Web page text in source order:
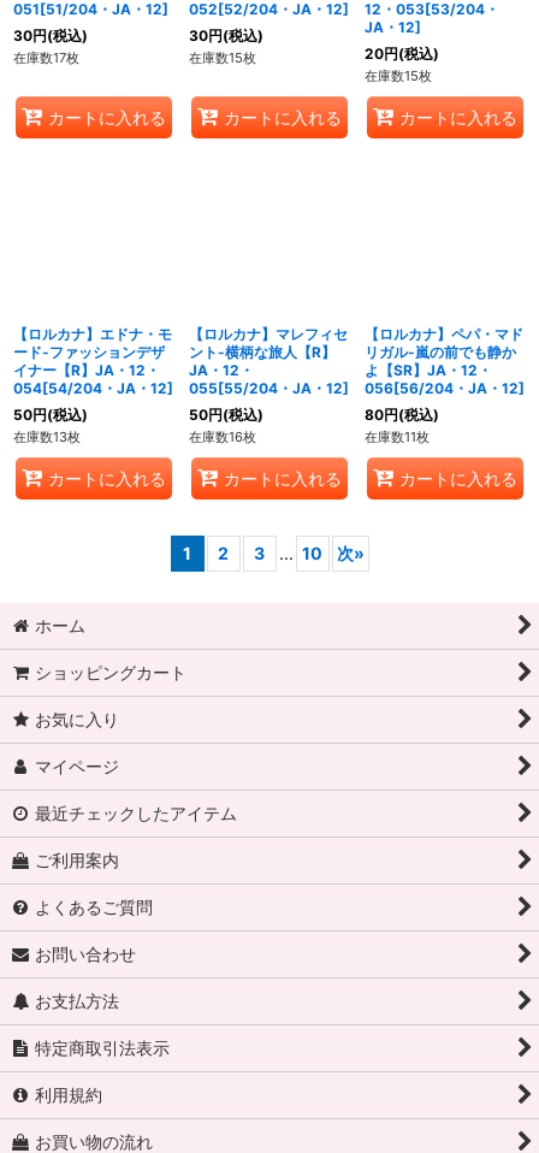
051[51/204・JA・12]
30円(税込)
在庫数17枚
カートに入れる
052[52/204・JA・12]
30円(税込)
在庫数15枚
カートに入れる
12・053[53/204・
JA・12]
20円(税込)
在庫数15枚
カートに入れる
【ロルカナ】エドナ・モ
ード-ファッションデザ
イナー【R】JA・12・
054[54/204・JA・12]
50円(税込)
在庫数13枚
カートに入れる
【ロルカナ】マレフィセ
ント-横柄な旅人【R】
JA・12・
055[55/204・JA・12]
50円(税込)
在庫数16枚
カートに入れる
【ロルカナ】ペパ・マド
リガル-嵐の前でも静か
よ【SR】JA・12・
056[56/204・JA・12]
80円(税込)
在庫数11枚
カートに入れる
1 2 3 ... 10 次»
ホーム
ショッピングカート
お気に入り
マイページ
最近チェックしたアイテム
ご利用案内
よくあるご質問
お問い合わせ
お支払方法
特定商取引法表示
利用規約
お買い物の流れ